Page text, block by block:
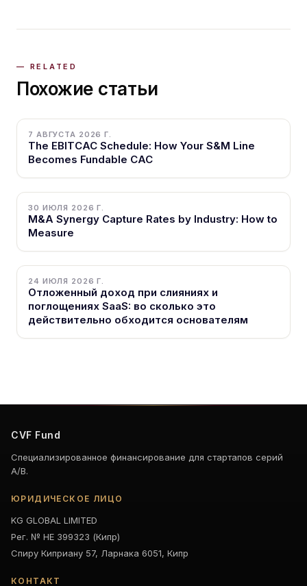
Похожие статьи
7 АВГУСТА 2026 Г.
The EBITCAC Schedule: How Your S&M Line
Becomes Fundable CAC
30 ИЮЛЯ 2026 Г.
M&A Synergy Capture Rates by Industry: How to
Measure
24 ИЮЛЯ 2026 Г.
Отложенный доход при слияниях и
поглощениях SaaS: во сколько это
действительно обходится основателям
CVF Fund
Специализированное финансирование для стартапов серий
A/B.
ЮРИДИЧЕСКОЕ ЛИЦО
KG GLOBAL LIMITED
Рег. № HE 399323 (Кипр)
Спиру Киприану 57, Ларнака 6051, Кипр
КОНТАКТ